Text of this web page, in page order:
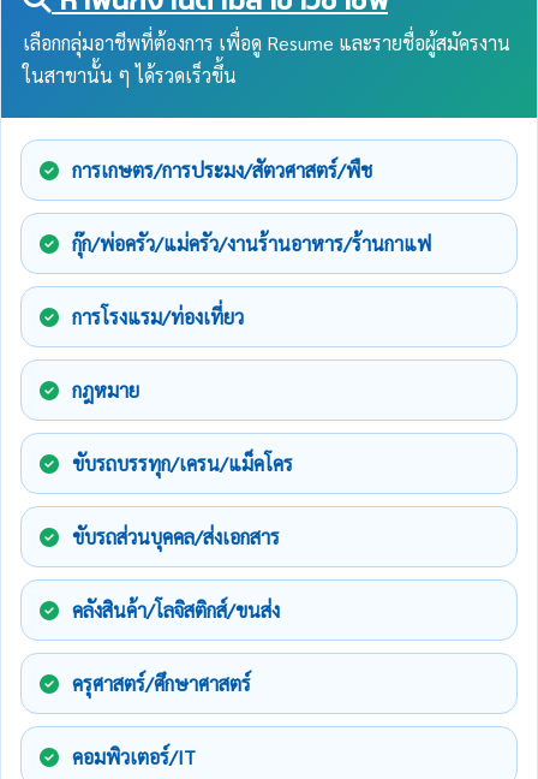
เลือกกลุ่มอาชีพที่ต้องการ เพื่อดู Resume และรายชื่อผู้สมัครงาน
ในสาขานั้น ๆ ได้รวดเร็วขึ้น
การเกษตร/การประมง/สัตวศาสตร์/พืช
กุ๊ก/พ่อครัว/แม่ครัว/งานร้านอาหาร/ร้านกาแฟ
การโรงแรม/ท่องเที่ยว
กฎหมาย
ขับรถบรรทุก/เครน/แม็คโคร
ขับรถส่วนบุคคล/ส่งเอกสาร
คลังสินค้า/โลจิสติกส์/ขนส่ง
ครุศาสตร์/ศึกษาศาสตร์
คอมพิวเตอร์/IT